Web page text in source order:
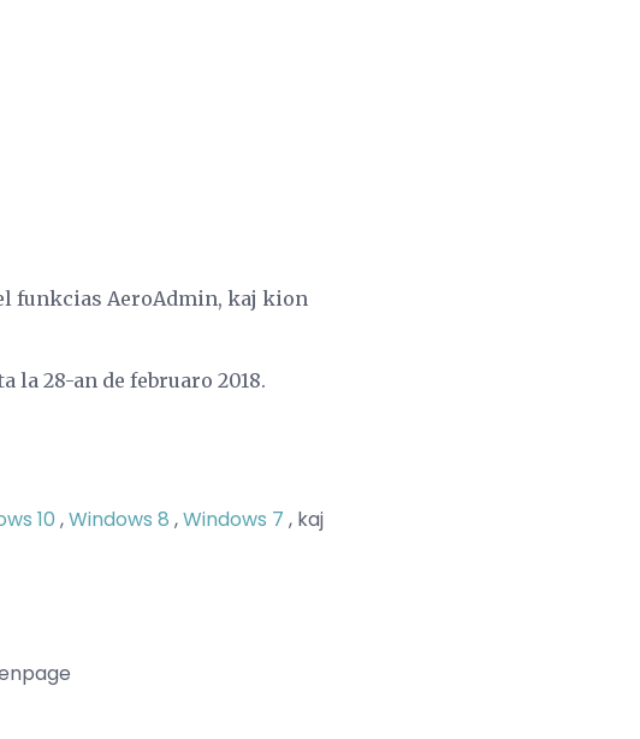
funkcias AeroAdmin, kaj kion
28-an de februaro 2018.
10 ,Windows 8 ,Windows 7 , kaj